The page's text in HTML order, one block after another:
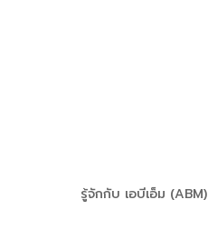
รู้จักกับ เอบีเอ็ม (ABM)